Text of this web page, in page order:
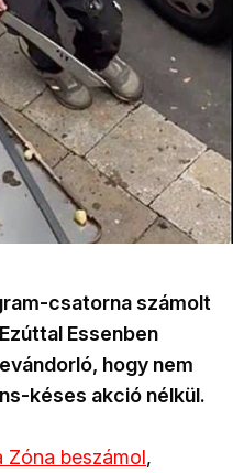
csatorna számolt
Essenben
hogy nem
késes akció nélkül.
Zóna beszámol,